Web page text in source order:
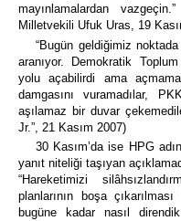
mayınlamalardan
Milletvekili Ufuk Uras, 19
“Bugün geldiğimiz
aranıyor. Demokratik
yolu açabilirdi ama
damgasını vuramadılar,
aşılamaz bir duvar
Jr.”, 21 Kasım 2007)
30 Kasım’da ise HPG
yanıt niteliği taşıyan
“Hareketimizi
planlarının boşa
bugüne kadar nasıl